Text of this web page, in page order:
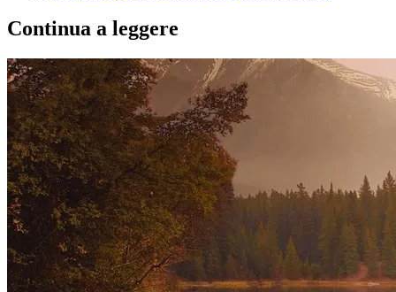
Continua a leggere